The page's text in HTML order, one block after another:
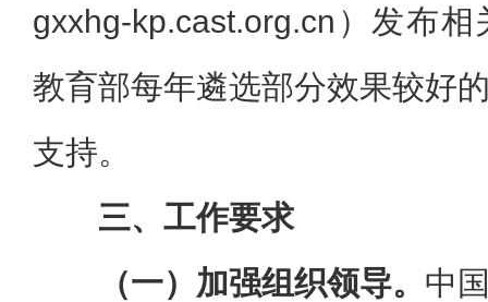
gxxhg-kp.cast.org.cn）发布
教育部每年遴选部分效果较好
支持。
三、工作要求
（一）加强组织领导。 中